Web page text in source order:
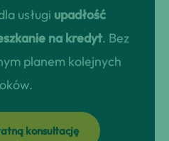
usługi upadłość
na kredyt. Bez
planem kolejnych
konsultację